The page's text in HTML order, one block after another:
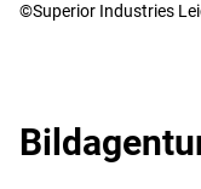
©Superior Industries